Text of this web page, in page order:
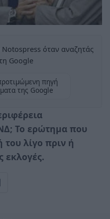
όταν αναζητάς
Google
πηγή
της Google
Το ερώτημα που
του λίγο πριν ή
εκλογές.